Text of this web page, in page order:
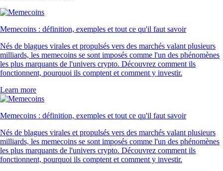
Memecoins : définition, exemples et tout ce qu'il faut savoir
Nés de blagues virales et propulsés vers des marchés valant plusieurs
milliards, les memecoins se sont imposés comme l'un des phénomènes
les plus marquants de l'univers crypto. Découvrez comment ils
fonctionnent, pourquoi ils comptent et comment y investir.
Learn more
Memecoins : définition, exemples et tout ce qu'il faut savoir
Nés de blagues virales et propulsés vers des marchés valant plusieurs
milliards, les memecoins se sont imposés comme l'un des phénomènes
les plus marquants de l'univers crypto. Découvrez comment ils
fonctionnent, pourquoi ils comptent et comment y investir.